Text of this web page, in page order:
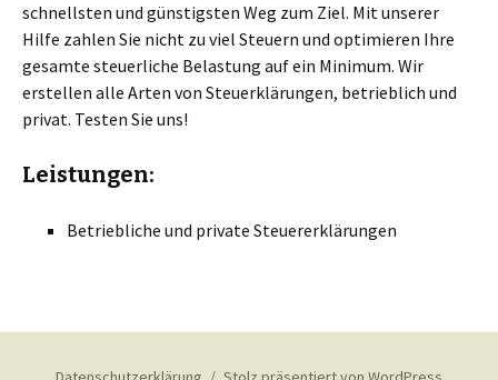
schnellsten und günstigsten Weg zum Ziel. Mit unserer
Hilfe zahlen Sie nicht zu viel Steuern und optimieren Ihre
gesamte steuerliche Belastung auf ein Minimum. Wir
erstellen alle Arten von Steuerklärungen, betrieblich und
privat. Testen Sie uns!
Leistungen:
Betriebliche und private Steuererklärungen